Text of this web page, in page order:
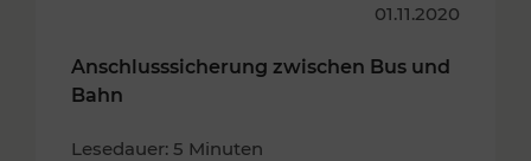
01.11.2020
Anschlusssicherung zwischen Bus und
Bahn
Lesedauer: 5 Minuten